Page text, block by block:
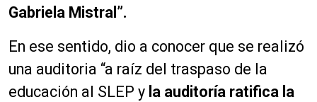
Gabriela Mistral”.
En ese sentido, dio a conocer que se realizó
una auditoria “a raíz del traspaso de la
educación al SLEP y la auditoría ratifica la